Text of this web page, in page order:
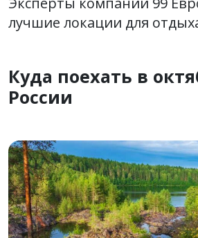
лучшие локации для
Куда поехать в
России